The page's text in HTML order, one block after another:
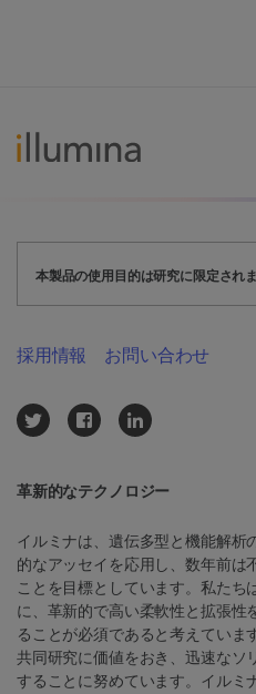
本製品の使用目的は研究に限定され
革新的なテクノロジー
イルミナは、遺伝多型と機能解析
的なアッセイを応用し、数年前は
ことを目標としています。私たち
に、革新的で高い柔軟性と拡張性
ることが必須であると考えていま
共同研究に価値をおき、迅速なソ
することに努めています。イルミ
採用情報 お問い合わせ